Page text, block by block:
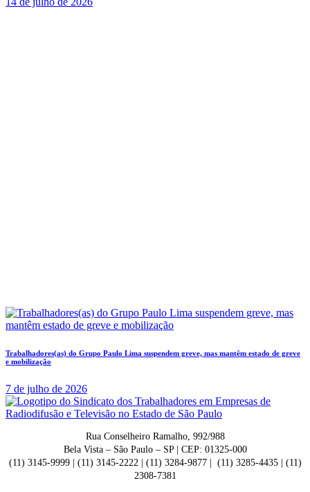
Trabalhadores(as) do Grupo Paulo Lima suspendem greve, mas mantêm estado de greve
e mobilização
7 de julho de 2026
Rua Conselheiro Ramalho, 992/988
Bela Vista – São Paulo – SP | CEP: 01325-000
(11) 3145-9999 | (11) 3145-2222 | (11) 3284-9877 | (11) 3285-4435 | (11)
2308-7381